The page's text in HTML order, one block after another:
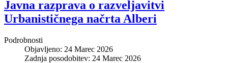
Javna razprava o razveljavitvi
Urbanističnega načrta Alberi
Podrobnosti
Objavljeno: 24 Marec 2026
Zadnja posodobitev: 24 Marec 2026